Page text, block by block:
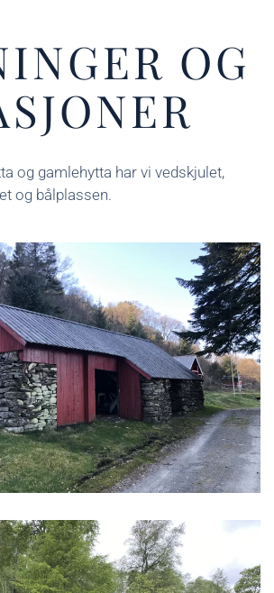
OG
og gamlehytta har vi vedskjulet,
og bålplassen.
til å lagre ved og utstyr som
Det er installert lys og uttak
til elektrisk utstyr.